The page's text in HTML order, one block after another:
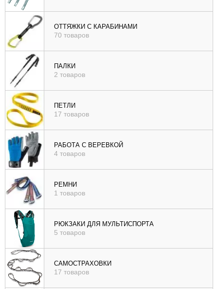
ОТТЯЖКИ С КАРАБИНАМИ
70 товаров
ПАЛКИ
2 товаров
ПЕТЛИ
17 товаров
РАБОТА С ВЕРЕВКОЙ
4 товаров
РЕМНИ
1 товаров
РЮКЗАКИ ДЛЯ МУЛЬТИСПОРТА
5 товаров
САМОСТРАХОВКИ
17 товаров